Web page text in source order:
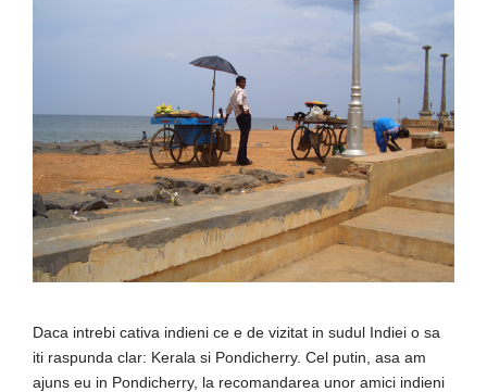
Daca intrebi cativa indieni ce e de vizitat in sudul Indiei o sa
iti raspunda clar: Kerala si Pondicherry. Cel putin, asa am
ajuns eu in Pondicherry, la recomandarea unor amici indieni